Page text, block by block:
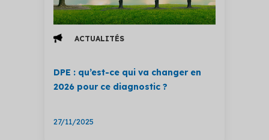
ACTUALITÉS
DPE : qu’est-ce qui va changer en
2026 pour ce diagnostic ?
27/11/2025